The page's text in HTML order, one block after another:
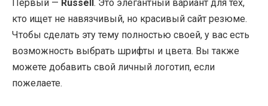
Первый — Russell. Это элегантный вариант для тех,
кто ищет не навязчивый, но красивый сайт резюме.
Чтобы сделать эту тему полностью своей, у вас есть
возможность выбрать шрифты и цвета. Вы также
можете добавить свой личный логотип, если
пожелаете.